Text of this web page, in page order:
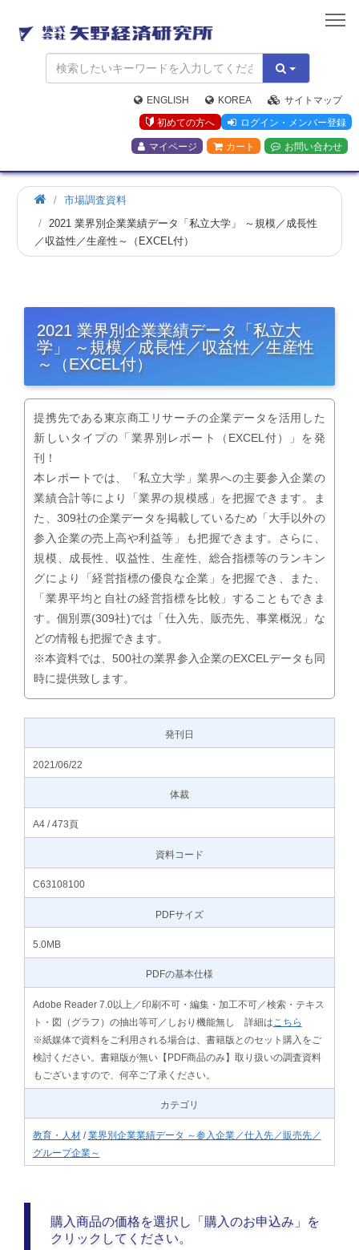
矢
野
経
済
研
究
所
ENGLISH KOREA
サイトマップ
初めての方へ
ログイン・メンバー登録
マイページ カート お問い合わせ
市場調査資料
2021 業界別企業業績データ「私立大学」 ～規模／成長性
／収益性／生産性～（EXCEL付）
2021 業界別企業業績データ「私立大
学」 ～規模／成長性／収益性／生産性
～（EXCEL付）
提携先である東京商工リサーチの企業データを活用した
新しいタイプの「業界別レポート（EXCEL付）」を発
刊！
本レポートでは、「私立大学」業界への主要参入企業の
業績合計等により「業界の規模感」を把握できます。ま
た、309社の企業データを掲載しているため「大手以外の
参入企業の売上高や利益等」も把握できます。さらに、
規模、成長性、収益性、生産性、総合指標等のランキン
グにより「経営指標の優良な企業」を把握でき、また、
「業界平均と自社の経営指標を比較」することもできま
す。個別票(309社)では「仕入先、販売先、事業概況」な
どの情報も把握できます。
※本資料では、500社の業界参入企業のEXCELデータも同
時に提供致します。
発刊日
2021/06/22
体裁
A4 / 473頁
資料コード
C63108100
PDFサイズ
5.0MB
PDFの基本仕様
Adobe Reader 7.0以上／印刷不可・編集・加工不可／検索・テキス
ト・図（グラフ）の抽出等可／しおり機能無し 詳細は こちら
※紙媒体で資料をご利用される場合は、書籍版とのセット購入をご
検討ください。書籍版が無い【PDF商品のみ】取り扱いの調査資料
もございますので、何卒ご了承ください。
カテゴリ
教育・人材/業界別企業業績データ ～参入企業／仕入先／販売先／
グループ企業～
購入商品の価格を選択し「購入のお申込み」を
クリックしてください。